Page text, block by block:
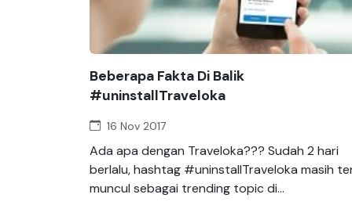
Beberapa Fakta Di Balik
#uninstallTraveloka
16 Nov 2017
Ada apa dengan Traveloka??? Sudah 2 hari
berlalu, hashtag #uninstallTraveloka masih
muncul sebagai trending topic di...